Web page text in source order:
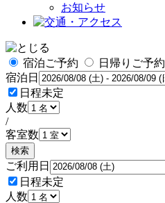
お知らせ
宿泊ご予約
日帰りご予約
宿泊日
日程未定
人数
/
客室数
検索
ご利用日
日程未定
人数